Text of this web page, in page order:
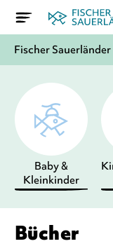
Fischer Sauerländer
Bücher
Baby &
Kleinkinder